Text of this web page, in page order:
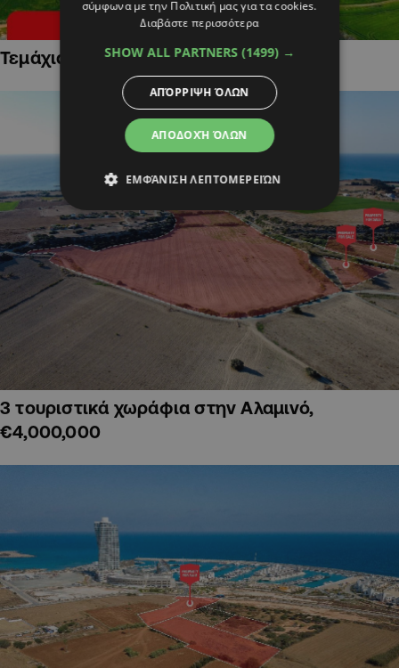
Τεμάχια Γης σε Οικιστικές Περιοχές
3 τουριστικά χωράφια στην Αλαμινό,
€4,000,000
σύμφωνα με την Πολιτική μας για τα cookies.
Διαβάστε περισσότερα
SHOW ALL PARTNERS (1499) →
ΑΠΟΔΟΧΉ ΌΛΩΝ
ΑΠΌΡΡΙΨΗ ΌΛΩΝ
ΕΜΦΆΝΙΣΗ ΛΕΠΤΟΜΕΡΕΙΏΝ